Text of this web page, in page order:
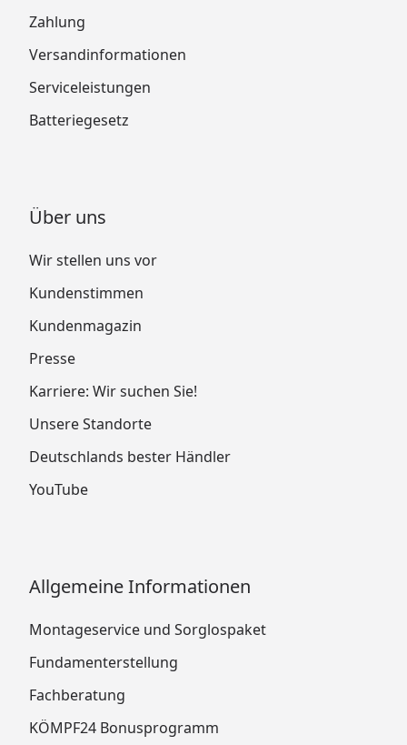
Zahlung
Versandinformationen
Serviceleistungen
Batteriegesetz
Über uns
Wir stellen uns vor
Kundenstimmen
Kundenmagazin
Presse
Karriere: Wir suchen Sie!
Unsere Standorte
Deutschlands bester Händler
YouTube
Allgemeine Informationen
Montageservice und Sorglospaket
Fundamenterstellung
Fachberatung
KÖMPF24 Bonusprogramm